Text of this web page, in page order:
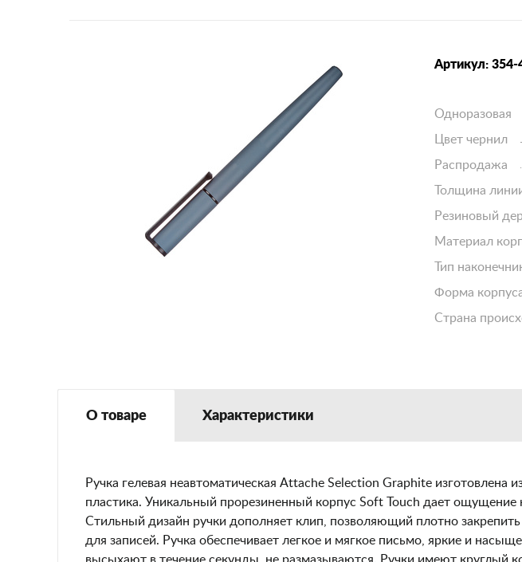
Артикул: 354-
Одноразовая
Цвет чернил
Распродажа
Толщина
Резиновый
Материал
Тип
Форма
Страна
О товаре Характеристики
Ручка гелевая неавтоматическая Attache Selection Graphite изготовлена
пластика. Уникальный прорезиненный корпус Soft Touch дает ощущение
Стильный дизайн ручки дополняет клип, позволяющий плотно закрепить
для записей. Ручка обеспечивает легкое и мягкое письмо, яркие и